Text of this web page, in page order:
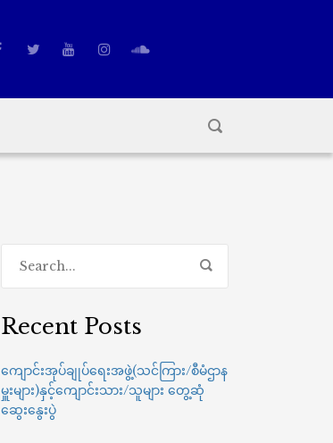
Recent Posts
ကျောင်းအုပ်ချုပ်ရေးအဖွဲ့(သင်ကြား/စီမံဌာန
မှူးများ)နှင့်ကျောင်းသား/သူများ တွေ့ဆုံ
ဆွေးနွေးပွဲ